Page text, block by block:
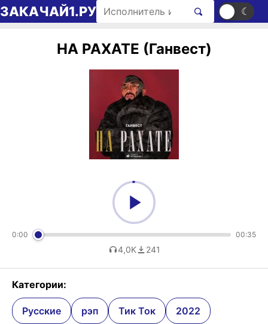
Перейти к содержимому
ЗАКАЧАЙ1.РУ Поиск рингтонов ☀ ☾
НА РАХАТЕ (Ганвест)
0:00 00:35
4,0K 241
Категории:
Русские рэп Тик Ток 2022